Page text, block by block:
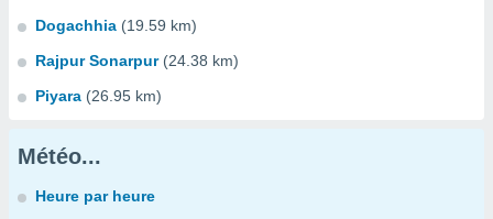
Dogachhia (19.59 km)
Rajpur Sonarpur (24.38 km)
Piyara (26.95 km)
Météo...
Heure par heure